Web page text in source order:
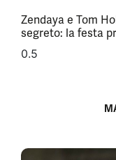
Zendaya e Tom
segreto: la festa